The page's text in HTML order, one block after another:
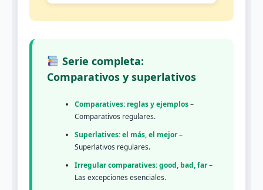
Serie completa:
Comparativos y superlativos
Comparatives: reglas y ejemplos–
Comparativos regulares.
Superlatives: el más, el mejor–
Superlativos regulares.
Irregular comparatives: good, bad, far–
Las excepciones esenciales.